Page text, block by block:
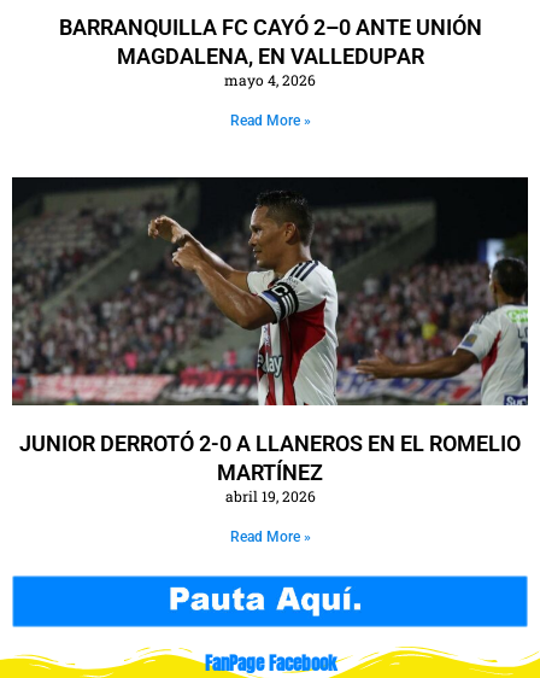
BARRANQUILLA FC CAYÓ 2–0 ANTE UNIÓN
MAGDALENA, EN VALLEDUPAR
mayo 4, 2026
Read More »
JUNIOR DERROTÓ 2-0 A LLANEROS EN EL ROMELIO
MARTÍNEZ
abril 19, 2026
Read More »
FanPage Facebook